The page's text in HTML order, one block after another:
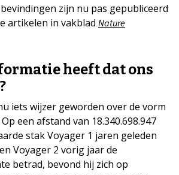
zijn nu pas gepubliceerd
artikelen in vakblad Nature
heeft dat ons
iets wijzer geworden over de vorm
een afstand van 18.340.698.947
stak Voyager 1 jaren geleden
Voyager 2 vorig jaar de
betrad, bevond hij zich op